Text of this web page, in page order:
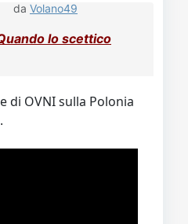
da Volano49
lo scettico
di OVNI sulla Polonia